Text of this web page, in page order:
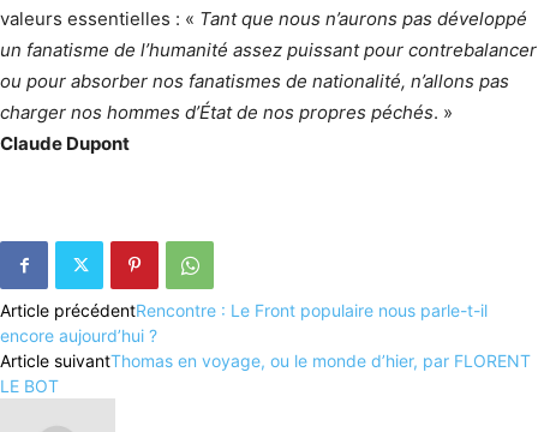
valeurs essentielles : « Tant que nous n’aurons pas développé
un fanatisme de l’humanité assez puissant pour contrebalancer
ou pour absorber nos fanatismes de nationalité, n’allons pas
charger nos hommes d’État de nos propres péchés. »
Claude Dupont
Article précédentRencontre : Le Front populaire nous parle-t-il
encore aujourd’hui ?
Article suivantThomas en voyage, ou le monde d’hier, par FLORENT
LE BOT